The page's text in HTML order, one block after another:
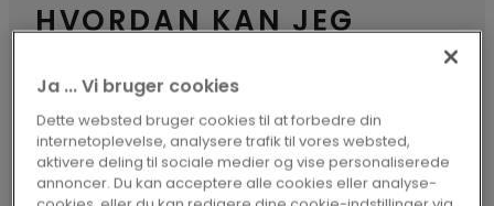
HVORDAN KAN JEG
FODAFTRYK?
Tør gulvet af et par gange med en fugtig
Ja ... Vi bruger cookies
Dette websted bruger cookies til at forbedre din
internetoplevelse, analysere trafik til vores websted,
aktivere deling til sociale medier og vise personaliserede
annoncer. Du kan acceptere alle cookies eller analyse-